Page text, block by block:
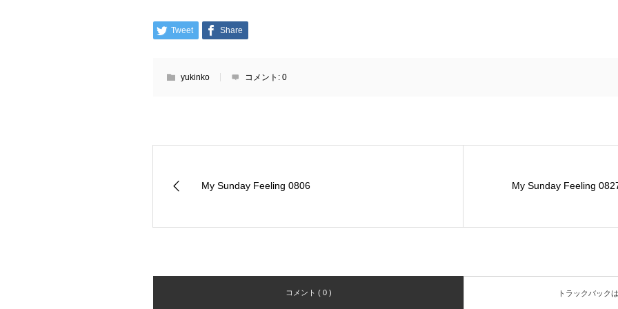
Tweet Share
yukinko コメント: 0
My Sunday Feeling 0806 My Sunday Feeling
コメント ( 0 ) トラックバック